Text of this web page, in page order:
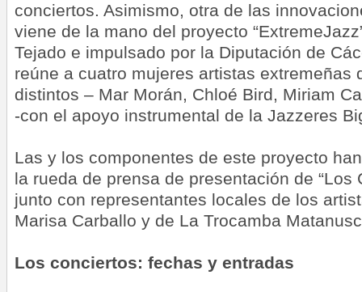
conciertos. Asimismo, otra de las
viene de la mano del proyecto
Tejado e impulsado por la Diputación de
reúne a cuatro mujeres artistas extremeñas
distintos – Mar Morán, Chloé Bird, Miriam
-con el apoyo instrumental de la Jazzeres
Las y los componentes de este proyecto
la rueda de prensa de presentación de “Los
junto con representantes locales de los
Marisa Carballo y de La Trocamba
Los conciertos: fechas y entradas